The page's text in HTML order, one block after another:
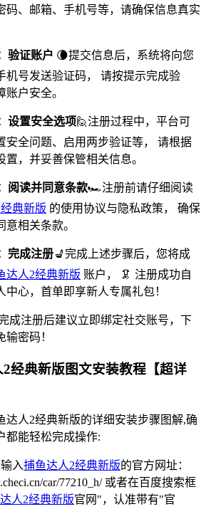
码、邮箱、手机号等，请确保信息真实
验证账户 🌘提交信息后，系统将向您
机号发送验证码， 请按提示完成验
账户安全。
设置安全选项🙋️注册过程中，平台可
安全问题、启用两步验证等， 请根据
置，并妥善保管相关信息。
阅读并同意条款🏎注册前请仔细阅读
典新版 的使用协议与隐私政策， 确保
意相关条款。
完成注册💺完成上述步骤后，您将成
达人2经典新版 账户， 🦑 注册成功自
中心，首单即享新人专属礼包！
成注册后建议立即绑定社交账号，下
输密码！
经典新版图文安装教程【超详
达人2经典新版的详细安装步骤图解,确
都能轻松完成操作:
入捕鱼达人2经典新版的官方网址：
car/77210_h/ 或者在百度搜索框
人2经典新版官网"，认准带有"官